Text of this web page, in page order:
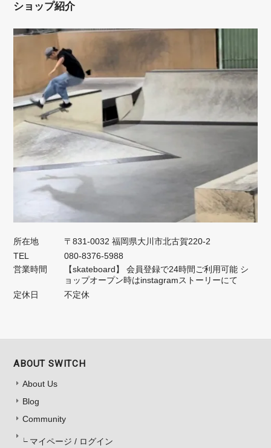
ショップ紹介
所在地
〒831-0032 福岡県大川市北古賀220-2
TEL
080-8376-5988
営業時間
【skateboard】 会員登録で24時間ご利用可能 シ
ョップオープン時はinstagramストーリーにて
定休日
不定休
ABOUT SWITCH
About Us
Blog
Community
マイページ / ログイン